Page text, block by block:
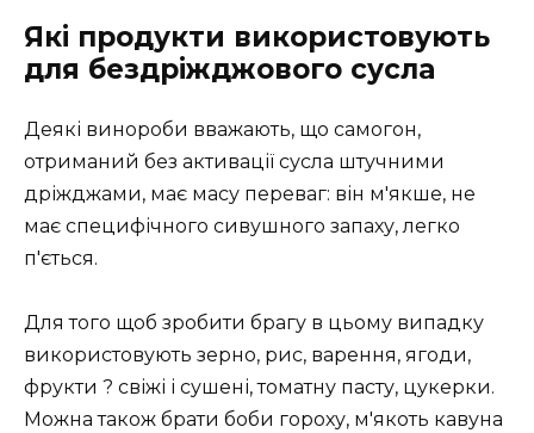
Які продукти використовують
для бездріжджового сусла
Деякі винороби вважають, що самогон,
отриманий без активації сусла штучними
дріжджами, має масу переваг: він м'якше, не
має специфічного сивушного запаху, легко
п'ється.
Для того щоб зробити брагу в цьому випадку
використовують зерно, рис, варення, ягоди,
фрукти ? свіжі і сушені, томатну пасту, цукерки.
Можна також брати боби гороху, м'якоть кавуна